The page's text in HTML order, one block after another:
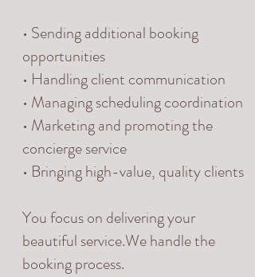
• Sending additional booking
opportunities
• Handling client communication
• Managing scheduling coordination
• Marketing and promoting the
concierge service
• Bringing high-value, quality clients
You focus on delivering your
beautiful service.We handle the
booking process.